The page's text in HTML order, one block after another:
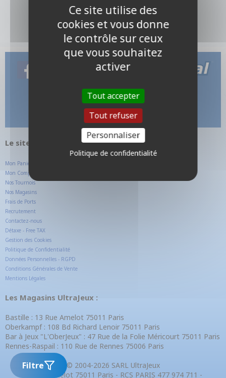
Filtre
2 produits
Le site internet UltraJeux.com
Mon Panier
Mon Compte Client
Nos Tournois
Nos Magasins
Frais de Ports
Recrutement
Contactez-nous
Détaxe - Free TAX
Gestion des Cookies
Politique de Confidentialité
Données Personnelles - RGPD
Conditions Générales de Vente
Mentions Légales
Les Magasins UltraJeux :
Bastille : 13 Rue Amelot 75011 Paris
Oberkampf : 108 Bd Richard Lenoir 75011 Paris
Bar à Jeux "L'OberJeux" : 47 Rue de la Folie Méricourt 75011 Paris
Rennes-Raspail : 110 Rue de Rennes 75006 Paris
© 2004-2026 SARL UltraJeux
13 Rue Amelot 75011 Paris - RCS PARIS 477 974 711 -
Ce site utilise des
cookies et vous donne
le contrôle sur ceux
que vous souhaitez
activer
Tout accepter
Tout refuser
Personnaliser
Politique de confidentialité